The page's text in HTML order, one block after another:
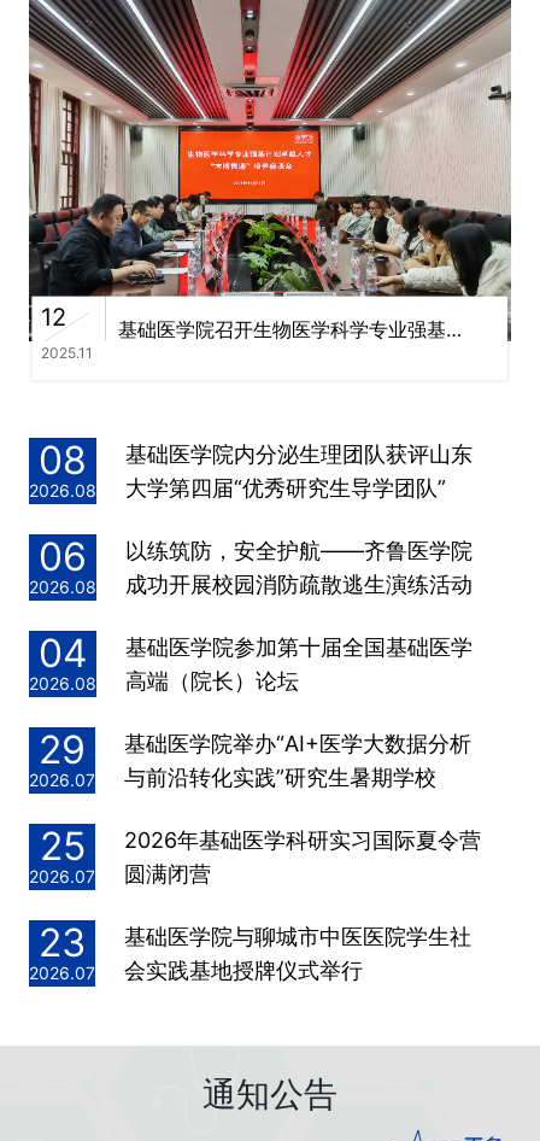
12
2025.11
基础医学院召开生物医学科学专业强基计划贯通培养座谈会
08
2026.08
基础医学院内分泌生理团队获评山东
大学第四届“优秀研究生导学团队”
06
2026.08
以练筑防，安全护航——齐鲁医学院
成功开展校园消防疏散逃生演练活动
04
2026.08
基础医学院参加第十届全国基础医学
高端（院长）论坛
29
2026.07
基础医学院举办“AI+医学大数据分析
与前沿转化实践”研究生暑期学校
25
2026.07
2026年基础医学科研实习国际夏令营
圆满闭营
23
2026.07
基础医学院与聊城市中医医院学生社
会实践基地授牌仪式举行
通知公告